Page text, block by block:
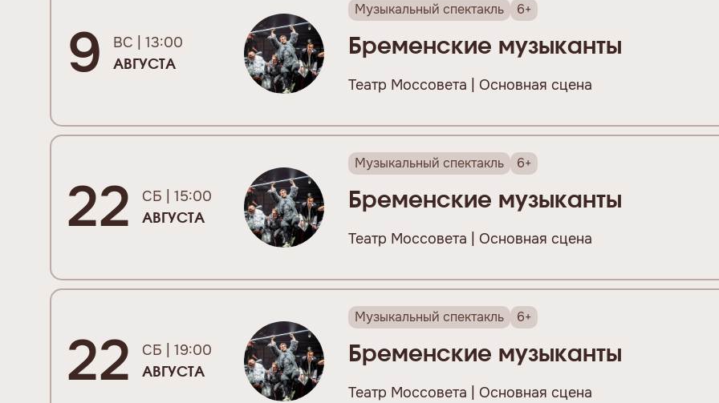
9 ВС | 13:00
АВГУСТА
Музыкальный спектакль 6+
Бременские музыканты
Театр Моссовета | Основная сцена
22 СБ | 15:00
АВГУСТА
Музыкальный спектакль 6+
Бременские музыканты
Театр Моссовета | Основная сцена
22 СБ | 19:00
АВГУСТА
Музыкальный спектакль 6+
Бременские музыканты
Театр Моссовета | Основная сцена